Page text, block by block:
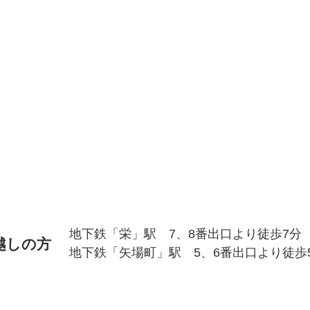
しの方
地下鉄「栄」駅 7、8番出口より徒歩7分
地下鉄「矢場町」駅 5、6番出口より徒歩